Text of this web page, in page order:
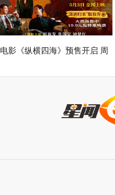
电影《纵横四海》预售开启 周